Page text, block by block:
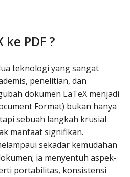
PDF ?
teknologi yang sangat
penelitian, dan
dokumen LaTeX menjadi
Format) bukan hanya
sebuah langkah krusial
manfaat signifikan.
sekadar kemudahan
ia menyentuh aspek-
portabilitas, konsistensi